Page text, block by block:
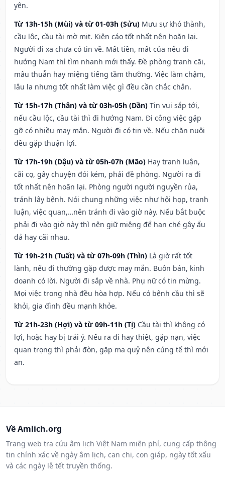
yên.
Từ 13h-15h (Mùi) và từ 01-03h (Sửu) Mưu sự khó thành,
cầu lộc, cầu tài mờ mịt. Kiện cáo tốt nhất nên hoãn lại.
Người đi xa chưa có tin về. Mất tiền, mất của nếu đi
hướng Nam thì tìm nhanh mới thấy. Đề phòng tranh cãi,
mâu thuẫn hay miệng tiếng tầm thường. Việc làm chậm,
lâu la nhưng tốt nhất làm việc gì đều cần chắc chắn.
Từ 15h-17h (Thân) và từ 03h-05h (Dần) Tin vui sắp tới,
nếu cầu lộc, cầu tài thì đi hướng Nam. Đi công việc gặp
gỡ có nhiều may mắn. Người đi có tin về. Nếu chăn nuôi
đều gặp thuận lợi.
Từ 17h-19h (Dậu) và từ 05h-07h (Mão) Hay tranh luận,
cãi cọ, gây chuyện đói kém, phải đề phòng. Người ra đi
tốt nhất nên hoãn lại. Phòng người người nguyền rủa,
tránh lây bệnh. Nói chung những việc như hội họp, tranh
luận, việc quan,…nên tránh đi vào giờ này. Nếu bắt buộc
phải đi vào giờ này thì nên giữ miệng để hạn ché gây ẩu
đả hay cãi nhau.
Từ 19h-21h (Tuất) và từ 07h-09h (Thìn) Là giờ rất tốt
lành, nếu đi thường gặp được may mắn. Buôn bán, kinh
doanh có lời. Người đi sắp về nhà. Phụ nữ có tin mừng.
Mọi việc trong nhà đều hòa hợp. Nếu có bệnh cầu thì sẽ
khỏi, gia đình đều mạnh khỏe.
Từ 21h-23h (Hợi) và từ 09h-11h (Tị) Cầu tài thì không có
lợi, hoặc hay bị trái ý. Nếu ra đi hay thiệt, gặp nạn, việc
quan trọng thì phải đòn, gặp ma quỷ nên cúng tế thì mới
an.
Về Amlich.org
Trang web tra cứu âm lịch Việt Nam miễn phí, cung cấp thông
tin chính xác về ngày âm lịch, can chi, con giáp, ngày tốt xấu
và các ngày lễ tết truyền thống.